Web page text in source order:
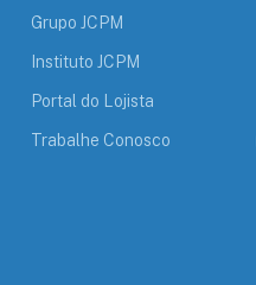
Grupo JCPM
Instituto JCPM
Portal do Lojista
Trabalhe Conosco